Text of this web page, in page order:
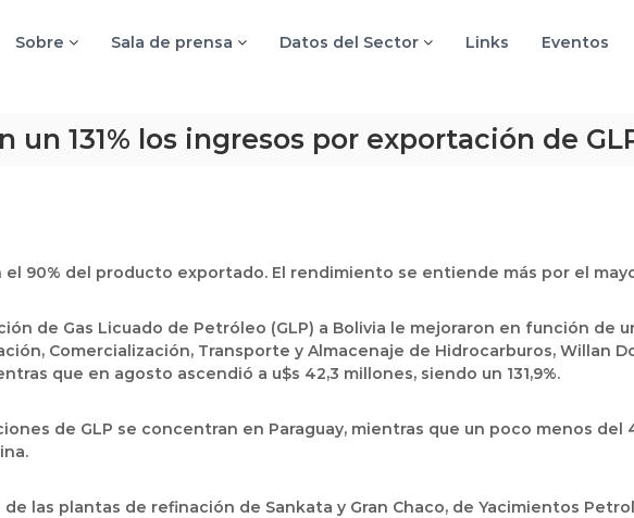
Sobre Sala de prensa Datos del Sector Links Eventos
un 131% los ingresos por exportación de
el 90% del producto exportado. El rendimiento se entiende más por el
de Gas Licuado de Petróleo (GLP) a Bolivia le mejoraron en función de
Comercialización, Transporte y Almacenaje de Hidrocarburos, Willan
que en agosto ascendió a u$s 42,3 millones, siendo un 131,9%.
de GLP se concentran en Paraguay, mientras que un poco menos del
las plantas de refinación de Sankata y Gran Chaco, de Yacimientos